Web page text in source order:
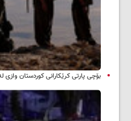
بۆچی پارتی کرێکارانی کوردستان وازی